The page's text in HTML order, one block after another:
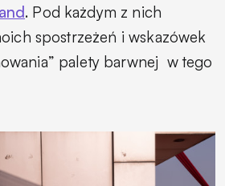
. Pod każdym z nich
spostrzeżeń i wskazówek
palety barwnej w tego